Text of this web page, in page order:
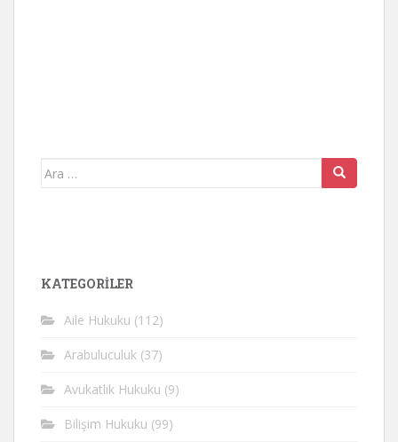
Arama
KATEGORİLER
Aile Hukuku (112)
Arabuluculuk (37)
Avukatlık Hukuku (9)
Bilişim Hukuku (99)